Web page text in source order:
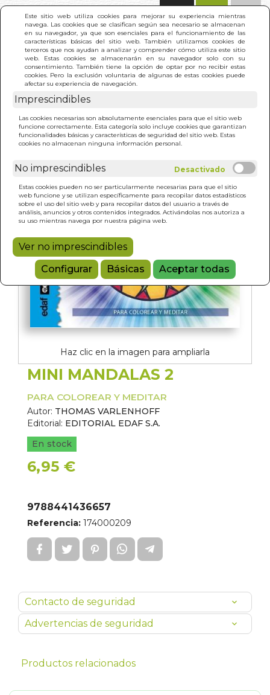
Este sitio web utiliza cookies para mejorar su experiencia mientras
navega. Las cookies que se clasifican según sea necesario se almacenan
en su navegador, ya que son esenciales para el funcionamiento de las
características básicas del sitio web. También utilizamos cookies de
terceros que nos ayudan a analizar y comprender cómo utiliza este sitio
web. Estas cookies se almacenarán en su navegador solo con su
consentimiento. También tiene la opción de optar por no recibir estas
cookies. Pero la exclusión voluntaria de algunas de estas cookies puede
afectar su experiencia de navegación.
Imprescindibles
Las cookies necesarias son absolutamente esenciales para que el sitio web
funcione correctamente. Esta categoría solo incluye cookies que garantizan
funcionalidades básicas y características de seguridad del sitio web. Estas
cookies no almacenan ninguna información personal.
No imprescindibles
Estas cookies pueden no ser particularmente necesarias para que el sitio
web funcione y se utilizan específicamente para recopilar datos estadísticos
sobre el uso del sitio web y para recopilar datos del usuario a través de
análisis, anuncios y otros contenidos integrados. Activándolas nos autoriza a
su uso mientras navega por nuestra página web.
Ver no imprescindibles
Configurar
Básicas Aceptar todas
INICIO > MINI MANDALAS 2
Haz clic en la imagen para ampliarla
MINI MANDALAS 2
PARA COLOREAR Y MEDITAR
Autor: THOMAS VARLENHOFF
Editorial: EDITORIAL EDAF S.A.
En stock
6,95 €
9788441436657
Referencia: 174000209
Contacto de seguridad
Advertencias de seguridad
Productos relacionados